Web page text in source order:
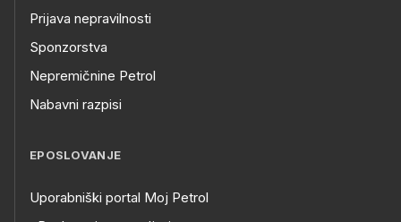
Prijava nepravilnosti
Sponzorstva
Nepremičnine Petrol
Nabavni razpisi
EPOSLOVANJE
Uporabniški portal Moj Petrol